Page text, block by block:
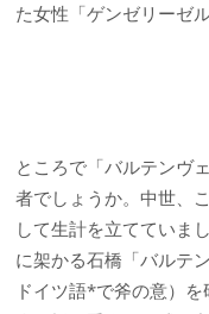
た女性「ゲンゼリーゼ
ところで「バルテンヴ
者でしょうか。中世、
して生計を立てていま
に架かる石橋「バルテ
ドイツ語*で斧の意）を